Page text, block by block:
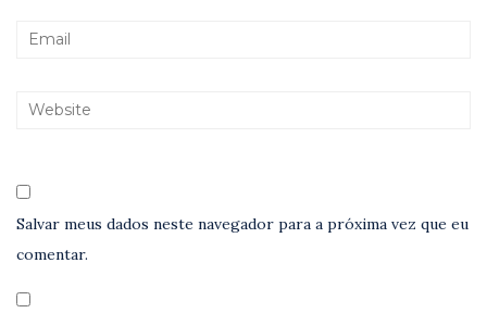
Salvar meus dados neste navegador para a próxima vez que eu
comentar.